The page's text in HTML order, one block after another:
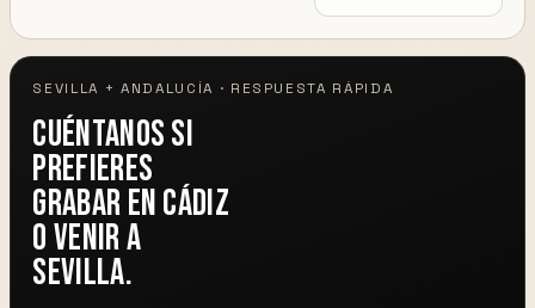
SEVILLA + ANDALUCÍA · RESPUESTA RÁPIDA
Cuéntanos si
prefieres
grabar en Cádiz
o venir a
Sevilla.